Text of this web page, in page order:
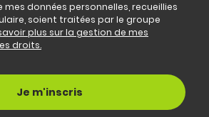
données personnelles, recueillies
soient traitées par le groupe
plus sur la gestion de mes
droits.